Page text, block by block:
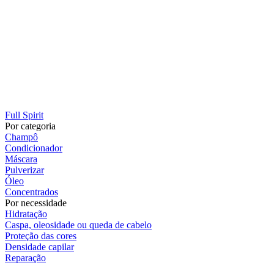
Full Spirit
Por categoria
Champô
Condicionador
Máscara
Pulverizar
Óleo
Concentrados
Por necessidade
Hidratação
Caspa, oleosidade ou queda de cabelo
Proteção das cores
Densidade capilar
Reparação